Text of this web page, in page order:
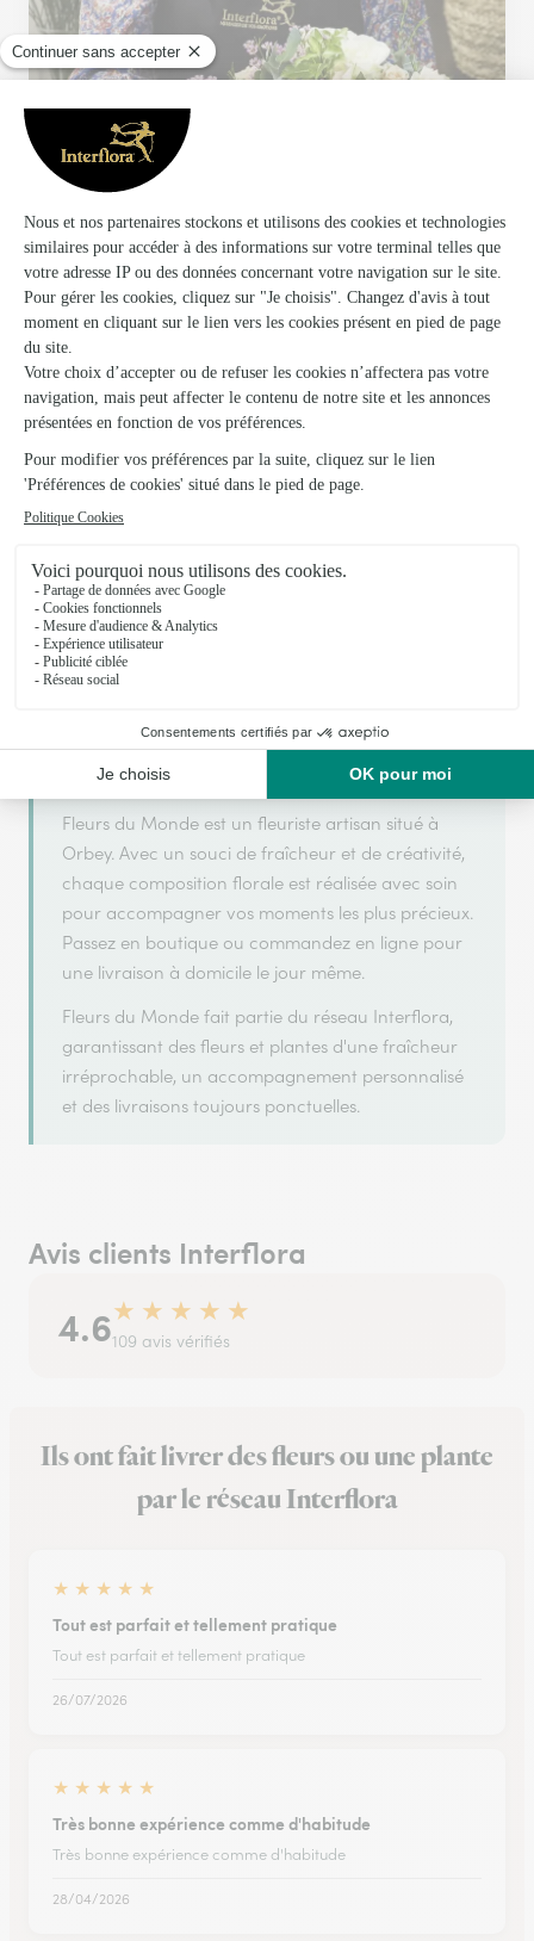
Votre fleuriste artisan à Orbey
Fleurs du Monde
service.
Fleurs du Monde est un fleuriste artisan situé à
Orbey. Avec un souci de fraîcheur et de créativité,
chaque composition florale est réalisée avec soin
pour accompagner vos moments les plus précieux.
Passez en boutique ou commandez en ligne pour
une livraison à domicile le jour même.
Fleurs du Monde fait partie du réseau Interflora,
garantissant des fleurs et plantes d'une fraîcheur
irréprochable, un accompagnement personnalisé
et des livraisons toujours ponctuelles.
Avis clients Interflora
4.6★ ★ ★ ★ ★
109 avis vérifiés
Ils ont fait livrer des fleurs ou une plante
par le réseau Interflora
★ ★ ★ ★ ★
Tout est parfait et tellement pratique
Tout est parfait et tellement pratique
26/07/2026
★ ★ ★ ★ ★
Très bonne expérience comme d'habitude
Très bonne expérience comme d'habitude
28/04/2026